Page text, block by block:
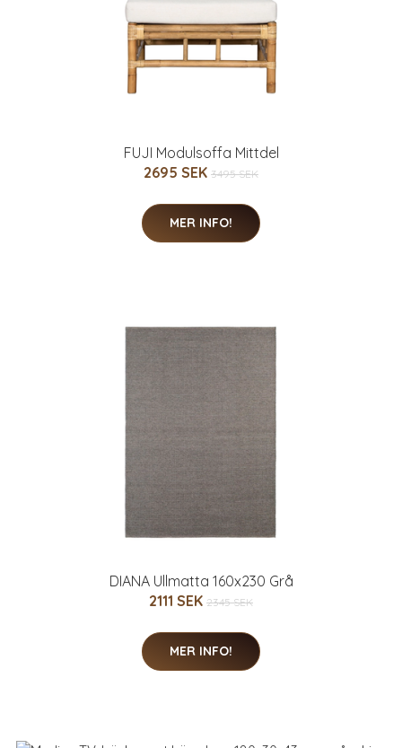
FUJI Modulsoffa Mittdel
2695 SEK 3495 SEK
MER INFO!
DIANA Ullmatta 160x230 Grå
2111 SEK 2345 SEK
MER INFO!